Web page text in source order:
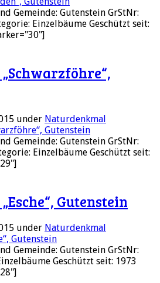
Gemeinde: Gutenstein GrStNr:
Einzelbäume Geschützt seit:
under Naturdenkmal
Gemeinde: Gutenstein GrStNr:
Einzelbäume Geschützt seit:
Gutenstein
under Naturdenkmal
Gemeinde: Gutenstein GrStNr:
Geschützt seit: 1973